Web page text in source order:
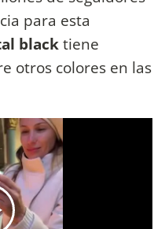
para esta
blacktiene
otros colores en las